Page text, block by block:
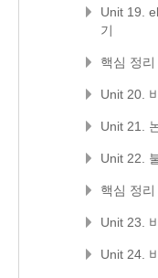
Unit 19.
기
핵심 정리
Unit 20.
Unit 21.
Unit 22.
핵심 정리
Unit 23.
Unit 24.